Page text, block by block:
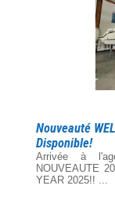
Nouveauté
Disponible!
Arrivée à
NOUVEAUTE
YEAR 2025!! ...